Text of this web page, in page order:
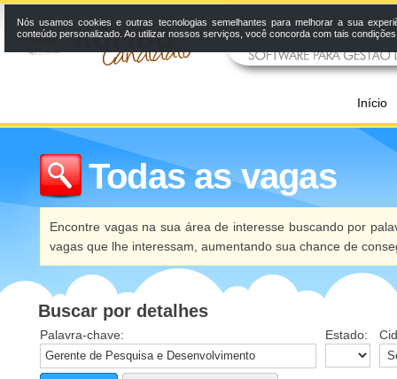
Início
Todas as vagas
Encontre vagas na sua área de interesse buscando por
vagas que lhe interessam, aumentando sua chance de
Buscar por detalhes
Palavra-chave: Estado:
Nós usamos cookies e outras tecnologias semelhantes para melhorar a sua
conteúdo personalizado. Ao utilizar nossos serviços, você concorda com tais